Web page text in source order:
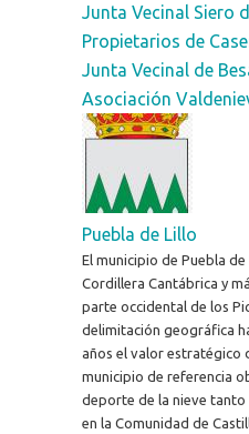
Junta Vecinal Siero
Propietarios de
Junta Vecinal de
Asociación
Puebla de Lillo
El municipio de Puebla
Cordillera Cantábrica y
parte occidental de los
delimitación geográfica
años el valor estratégico
municipio de referencia
deporte de la nieve tanto
en la Comunidad de